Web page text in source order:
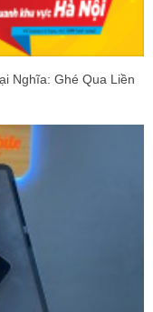
Nghĩa: Ghé Qua Liền